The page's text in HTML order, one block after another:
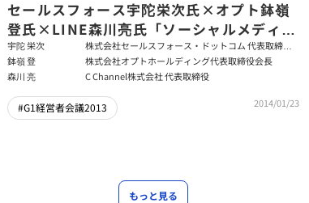
セールスフォース宇陀栄次氏×オプト鉢嶺
登氏×LINE森川亮氏「ソーシャルメディア
が企業経営に与えるインパクト」後編
宇陀 栄次
株式会社セールスフォース・ドットコム 代表取締役
社長 兼 米国セールスフォース・ドットコム EVP（上
級副社長）
鉢嶺 登
株式会社オプトホールディング代表取締役会長
森川 亮
C Channel株式会社 代表取締役
#G1経営者会議2013 2014/01/23
もっと見る